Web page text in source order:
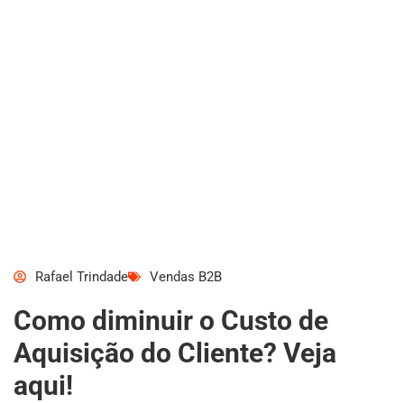
Rafael Trindade Vendas B2B
Como diminuir o Custo de
Aquisição do Cliente? Veja
aqui!